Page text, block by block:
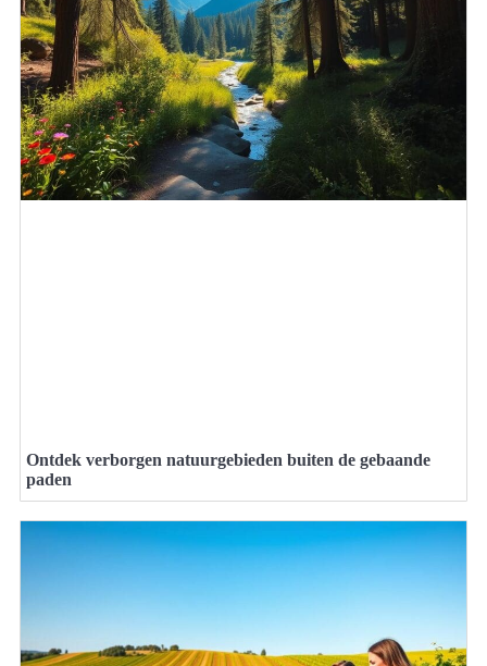
Ontdek verborgen natuurgebieden buiten de gebaande
paden